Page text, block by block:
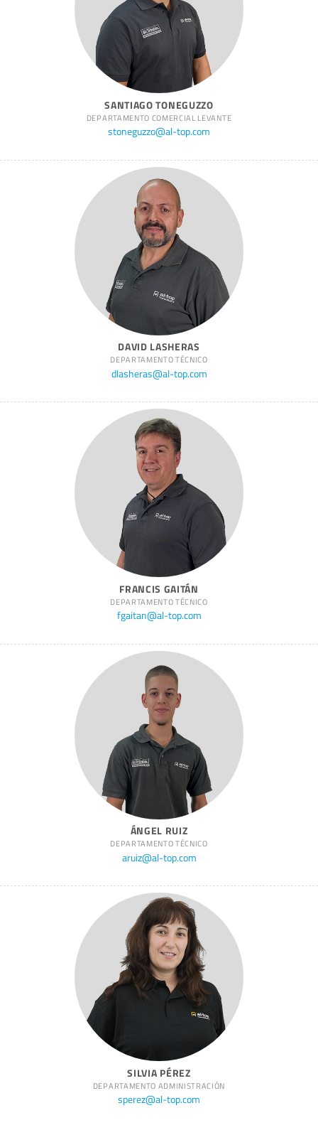
SANTIAGO TONEGUZZO
DEPARTAMENTO COMERCIAL LEVANTE
stoneguzzo@al-top.com
DAVID LASHERAS
DEPARTAMENTO TÉCNICO
dlasheras@al-top.com
FRANCIS GAITÁN
DEPARTAMENTO TÉCNICO
fgaitan@al-top.com
ÁNGEL RUIZ
DEPARTAMENTO TÉCNICO
aruiz@al-top.com
SILVIA PÉREZ
DEPARTAMENTO ADMINISTRACIÓN
sperez@al-top.com